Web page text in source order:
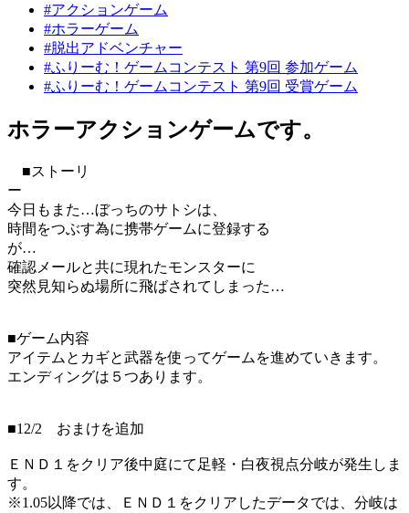
#アクションゲーム
#ホラーゲーム
#脱出アドベンチャー
#ふりーむ！ゲームコンテスト 第9回 参加ゲーム
#ふりーむ！ゲームコンテスト 第9回 受賞ゲーム
ホラーアクションゲームです。
■ストーリ
ー
今日もまた…ぼっちのサトシは、
時間をつぶす為に携帯ゲームに登録する
が…
確認メールと共に現れたモンスターに
突然見知らぬ場所に飛ばされてしまった…
■ゲーム内容
アイテムとカギと武器を使ってゲームを進めていきます。
エンディングは５つあります。
■12/2 おまけを追加
ＥＮＤ１をクリア後中庭にて足軽・白夜視点分岐が発生しま
す。
※1.05以降では、ＥＮＤ１をクリアしたデータでは、分岐は